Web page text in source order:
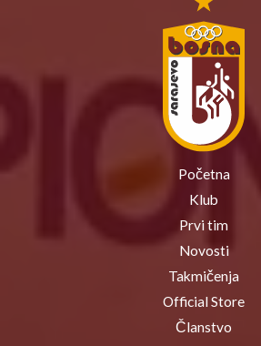
Početna
Klub
Prvi tim
Novosti
Takmičenja
Official Store
Članstvo